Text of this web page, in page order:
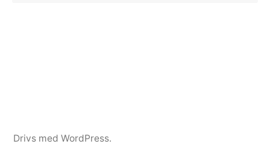
Drivs med WordPress.